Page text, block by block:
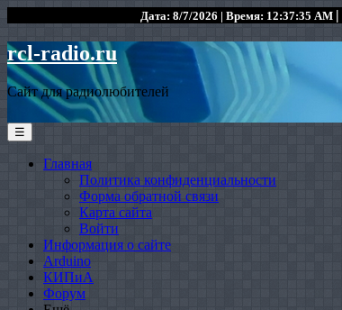
Дата: 8/7/2026 | Время: 12:37:35 AM |
rcl-radio.ru
Сайт для радиолюбителей
☰
Главная
Политика конфиденциальности
Форма обратной связи
Карта сайта
Войти
Информация о сайте
Arduino
КИПиА
Форум